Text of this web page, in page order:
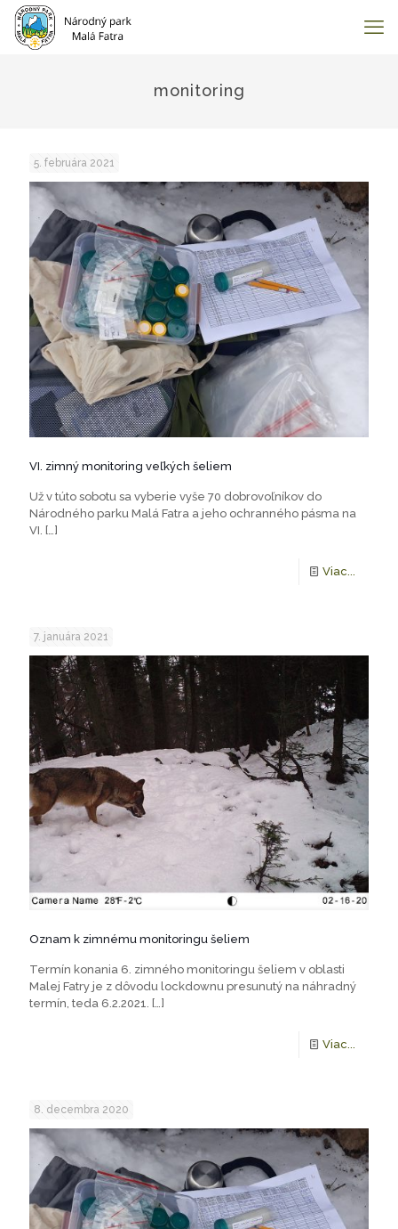
monitoring
5. februára 2021
VI. zimný monitoring veľkých šeliem
Už v túto sobotu sa vyberie vyše 70 dobrovoľníkov do
Národného parku Malá Fatra a jeho ochranného pásma na
VI. […]
Viac...
7. januára 2021
Oznam k zimnému monitoringu šeliem
Termín konania 6. zimného monitoringu šeliem v oblasti
Malej Fatry je z dôvodu lockdownu presunutý na náhradný
termín, teda 6.2.2021. […]
Viac...
8. decembra 2020